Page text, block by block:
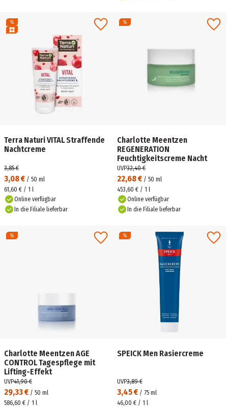
Terra Naturi VITAL Straffende
Nachtcreme
3,08 € / 50 ml
3,85 €
61,60 € / 1 l
Online verfügbar
In die Filiale lieferbar
Charlotte Meentzen
REGENERATION
Feuchtigkeitscreme Nacht
22,68 € / 50 ml
UVP32,40 €
453,60 € / 1 l
Online verfügbar
In die Filiale lieferbar
Charlotte Meentzen AGE
CONTROL Tagespflege mit
Lifting-Effekt
29,33 € / 50 ml
UVP41,90 €
586,60 € / 1 l
SPEICK Men Rasiercreme
3,45 € / 75 ml
UVP3,89 €
46,00 € / 1 l